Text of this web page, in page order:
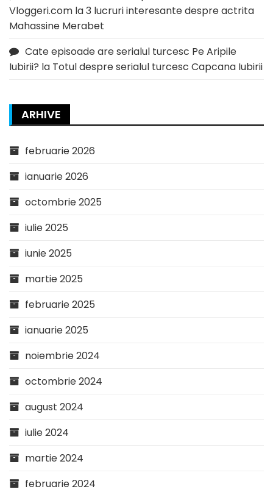
Vloggeri.com la3 lucruri interesante despre actrita
Mahassine Merabet
Cate episoade are serialul turcesc Pe Aripile
Iubirii? la Totul despre serialul turcesc Capcana Iubirii
ARHIVE
februarie 2026
ianuarie 2026
octombrie 2025
iulie 2025
iunie 2025
martie 2025
februarie 2025
ianuarie 2025
noiembrie 2024
octombrie 2024
august 2024
iulie 2024
martie 2024
februarie 2024